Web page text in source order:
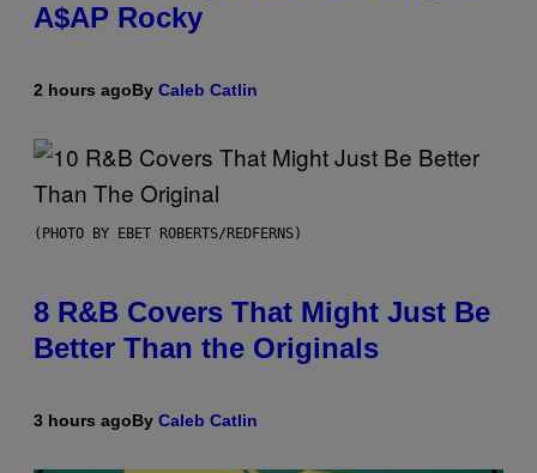
A$AP Rocky
2 hours agoBy Caleb Catlin
(PHOTO BY EBET ROBERTS/REDFERNS)
8 R&B Covers That Might Just Be
Better Than the Originals
3 hours agoBy Caleb Catlin